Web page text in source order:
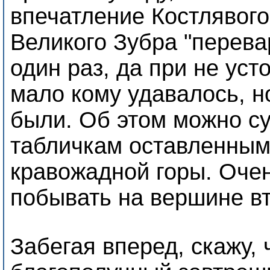
впечатление
Великого Зубра
один раз, да при не
мало кому удавалось,
были. Об этом можно
табличкам
кравожадной горы.
побывать на вершине
Забегая вперед, скажу,